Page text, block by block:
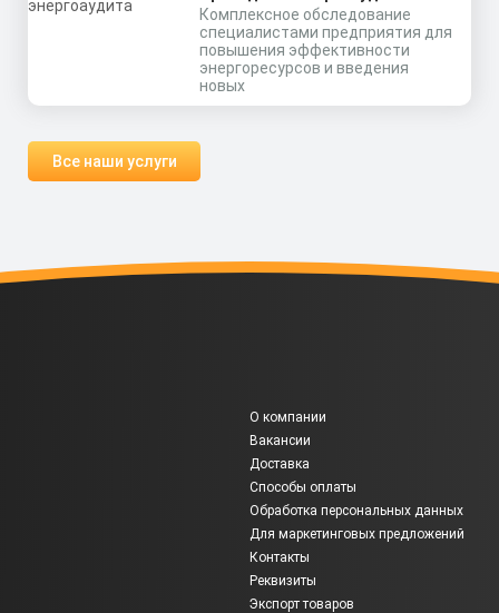
Комплексное обследование
специалистами предприятия для
повышения эффективности
энергоресурсов и введения
новых
Все наши услуги
О компании
Вакансии
Доставка
Способы оплаты
Обработка персональных данных
Для маркетинговых предложений
Контакты
Реквизиты
Экспорт товаров